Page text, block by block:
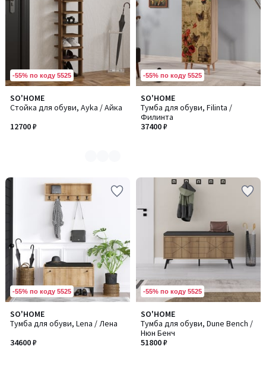
-55% по коду 5525
SO'HOME
Стойка для обуви, Ayka / Айка
12700 ₽
Количество
цветов:
2
-55% по коду 5525
SO'HOME
Тумба для обуви, Filinta /
Филинта
37400 ₽
-55% по коду 5525
SO'HOME
Тумба для обуви, Lena / Лена
34600 ₽
-55% по коду 5525
SO'HOME
Тумба для обуви, Dune Bench /
Нюн Бенч
51800 ₽